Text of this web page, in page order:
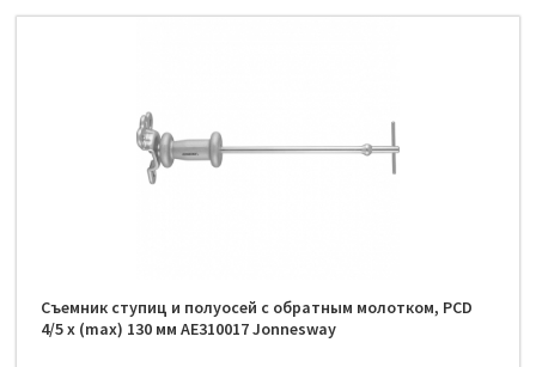
Съемник ступиц и полуосей с обратным молотком, PCD
4/5 x (max) 130 мм AE310017 Jonnesway